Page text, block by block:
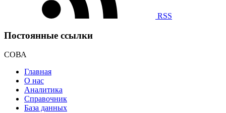
RSS
Постоянные ссылки
СОВА
Главная
О нас
Аналитика
Справочник
База данных